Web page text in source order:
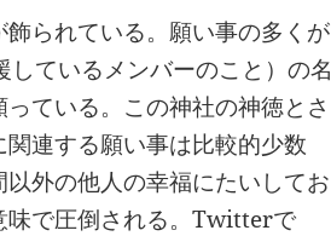
られている。願い事の多くが
ているメンバーのこと）の名
ている。この神社の神徳とさ
連する願い事は比較的少数
外の他人の幸福にたいしてお
味で圧倒される。Twitterで